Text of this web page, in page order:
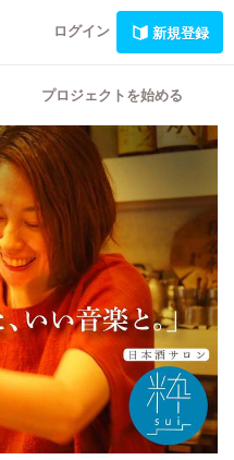
ログイン 新規登録
プロジェクトを始める